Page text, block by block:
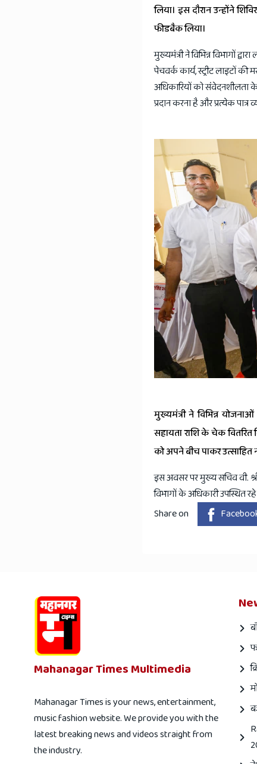
लिया। इस दौरान उन्होंने
फीडबैक लिया।
मुख्यमंत्री ने विभिन्न विभागों
पेचवर्क कार्य, स्ट्रीट लाइटों
अधिकारियों को संवेदनशीलता के
प्रदान करना है और प्रत्येक
मुख्यमंत्री ने विभिन्न योजनाओं
सहायता राशि के चेक वितरित
को अपने बीच पाकर
इस अवसर पर मुख्य सचिव वी.
विभागों के अधिकारी उपस्थित
Share on
Mahanagar Times Multimedia
Mahanagar Times is your news, entertainment,
music fashion website. We provide you with the
latest breaking news and videos straight from
the industry.